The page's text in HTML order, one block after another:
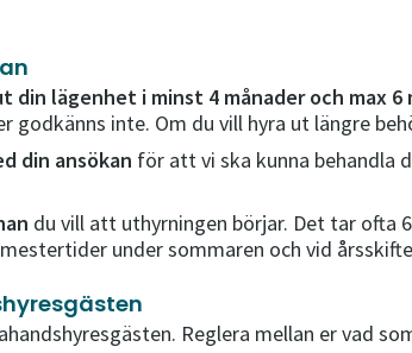
din lägenhet i minst 4 månader och max 6
godkänns inte. Om du vill hyra ut längre
din ansökan för att vi ska kunna behandla
du vill att uthyrningen börjar. Det tar ofta
under sommaren och vid
Reglera mellan er vad